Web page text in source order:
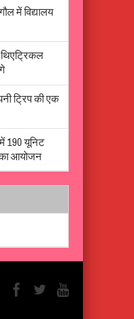
में विद्यालय
थिएट्रिकल
ट्रिप की एक
190 यूनिट
आयोजन